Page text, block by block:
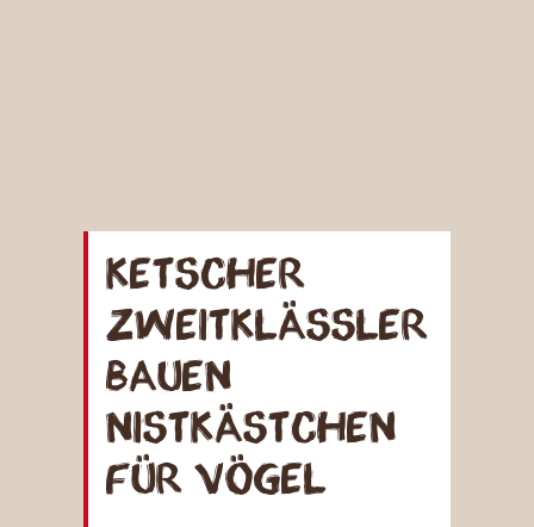
Ketscher
Zweitklässler
bauen
Nistkästchen
für Vögel